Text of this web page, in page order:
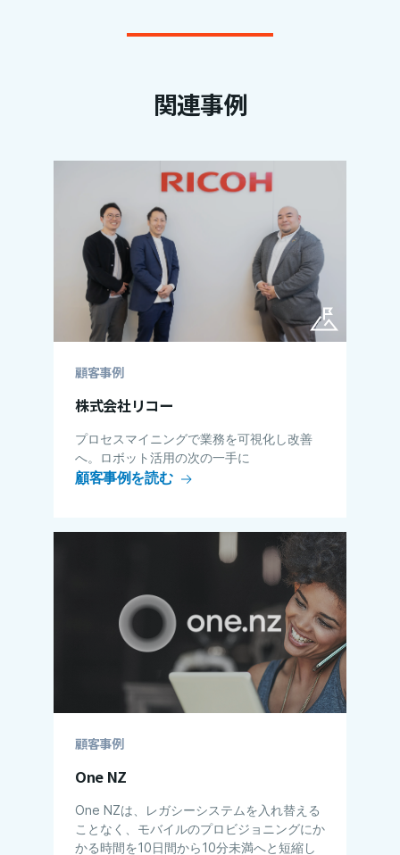
関連事例
顧客事例
株式会社リコー
プロセスマイニングで業務を可視化し改善
へ。ロボット活用の次の一手に
顧客事例を読む
顧客事例
One NZ
One NZは、レガシーシステムを入れ替える
ことなく、モバイルのプロビジョニングにか
かる​​時間を10日間から10分未満へと短縮し